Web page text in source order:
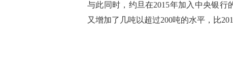
与此同时，约旦在2015年加入中央银行
又增加了几吨以超过200吨的水平，比